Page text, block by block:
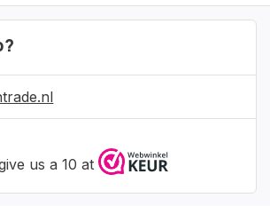
us a 10 at